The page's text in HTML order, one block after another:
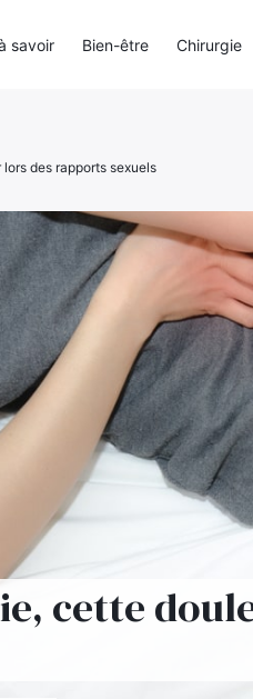
cette
des rapports sexuels
savoir Bien-être Chirurgie